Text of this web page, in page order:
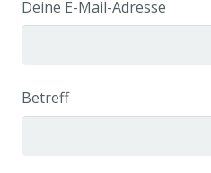
Vereine & Organisationen
Deine E-Mail-Adresse
Betreff